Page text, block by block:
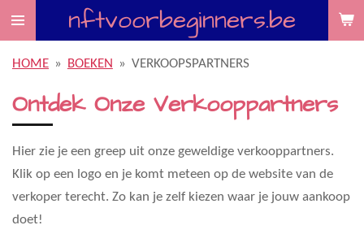
Ga
direct
naar
hoofdinhoud
nftvoorbeginners.be
HOME » BOEKEN » VERKOOPSPARTNERS
Ontdek Onze Verkooppartners
Hier zie je een greep uit onze geweldige verkooppartners.
Klik op een logo en je komt meteen op de website van de
verkoper terecht. Zo kan je zelf kiezen waar je jouw aankoop
doet!